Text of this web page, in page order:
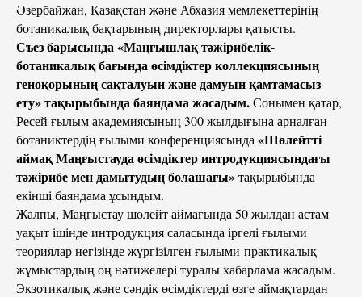
Әзербайжан, Қазақстан және Абхазия мемлекеттерінің
ботаникалық бақтарының директорлары қатысты.
Съез барысында «Маңғышлақ тәжірибелік-
ботаникалық бағында өсімдіктер коллекциясының
геноқорының сақталуын және дамуын қамтамасыз
ету» тақырыбында баяндама жасадым.Сонымен қатар,
Ресей ғылым академиясының 300 жылдығына арналған
ботаниктердің ғылыми конференциясында «Шөлейтті
аймақ Маңғыстауда өсімдіктер интродукциясындағы
тәжірибе мен дамытудың болашағы»тақырыбында
екінші баяндама ұсындым.
Жалпы, Маңғыстау шөлейт аймағында 50 жылдан астам
уақыт ішінде интродукция саласында іргелі ғылыми
теориялар негізінде жүргізілген ғылыми-практикалық
жұмыстардың оң нәтижелері туралы хабарлама жасадым.
Экзотикалық және сәндік өсімдіктерді өзге аймақтардан